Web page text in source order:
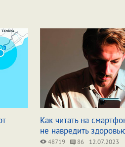
Как читать на
не навредить
48719 86 12.07.2023